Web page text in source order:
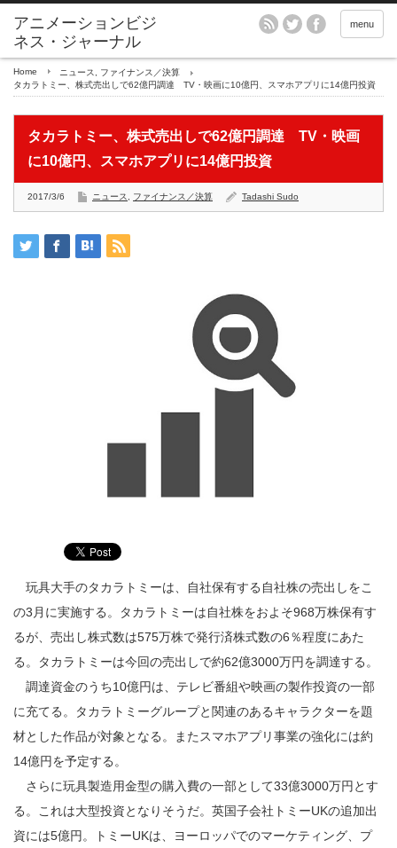
アニメーションビジ
ネス・ジャーナル
menu
Home ニュース
ファイナンス／決算
タカラトミー、株式売出しで62億円調達 TV・映画に10億円、スマホアプリに14億円投資
タカラトミー、株式売出しで62億円調達 TV・映画
に10億円、スマホアプリに14億円投資
2017/3/6 ニュース ファイナンス／決算 Tadashi Sudo
玩具大手のタカラトミーは、自社保有する自社株の売出しをこ
の3月に実施する。タカラトミーは自社株をおよそ968万株保有す
るが、売出し株式数は575万株で発行済株式数の6％程度にあた
る。タカラトミーは今回の売出しで約62億3000万円を調達する。
調達資金のうち10億円は、テレビ番組や映画の製作投資の一部
に充てる。タカラトミーグループと関連のあるキャラクターを題
材とした作品が対象となる。またスマホアプリ事業の強化には約
14億円を予定する。
さらに玩具製造用金型の購入費の一部として33億3000万円とす
る。これは大型投資となりそうだ。英国子会社トミーUKの追加出
資には5億円。トミーUKは、ヨーロッパでのマーケティング、プ